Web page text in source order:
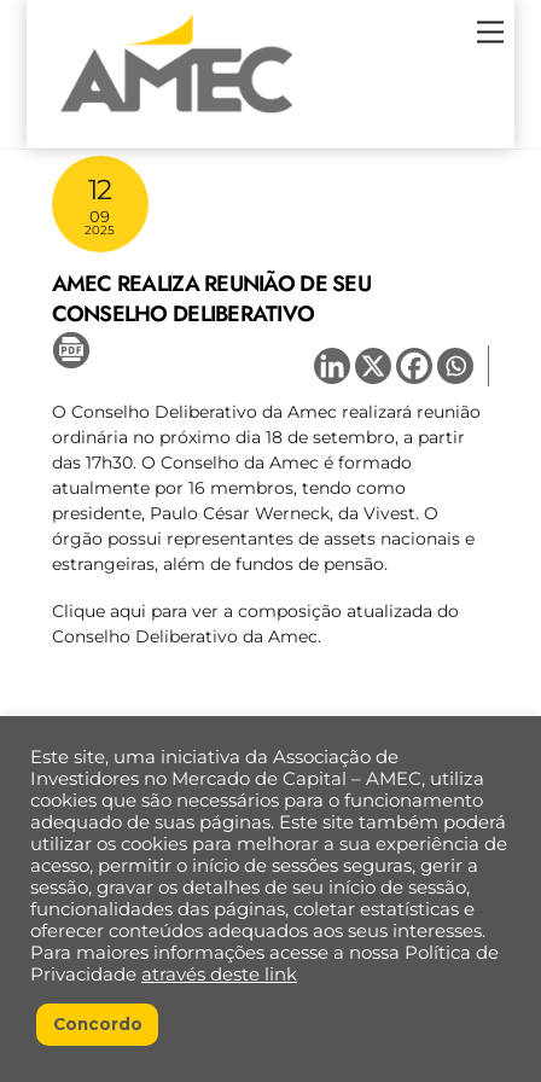
12
09
2025
AMEC REALIZA REUNIÃO DE SEU
CONSELHO DELIBERATIVO
O Conselho Deliberativo da Amec realizará reunião
ordinária no próximo dia 18 de setembro, a partir
das 17h30. O Conselho da Amec é formado
atualmente por 16 membros, tendo como
presidente, Paulo César Werneck, da Vivest. O
órgão possui representantes de assets nacionais e
estrangeiras, além de fundos de pensão.
Clique aqui para ver a composição atualizada do
Conselho Deliberativo da Amec.
Back
To
Top
Política de Privacidade de Dados
Este site, uma iniciativa da Associação de
Investidores no Mercado de Capital – AMEC, utiliza
cookies que são necessários para o funcionamento
adequado de suas páginas. Este site também poderá
utilizar os cookies para melhorar a sua experiência de
acesso, permitir o início de sessões seguras, gerir a
sessão, gravar os detalhes de seu início de sessão,
funcionalidades das páginas, coletar estatísticas e
oferecer conteúdos adequados aos seus interesses.
Para maiores informações acesse a nossa Política de
Privacidade através deste link
Concordo